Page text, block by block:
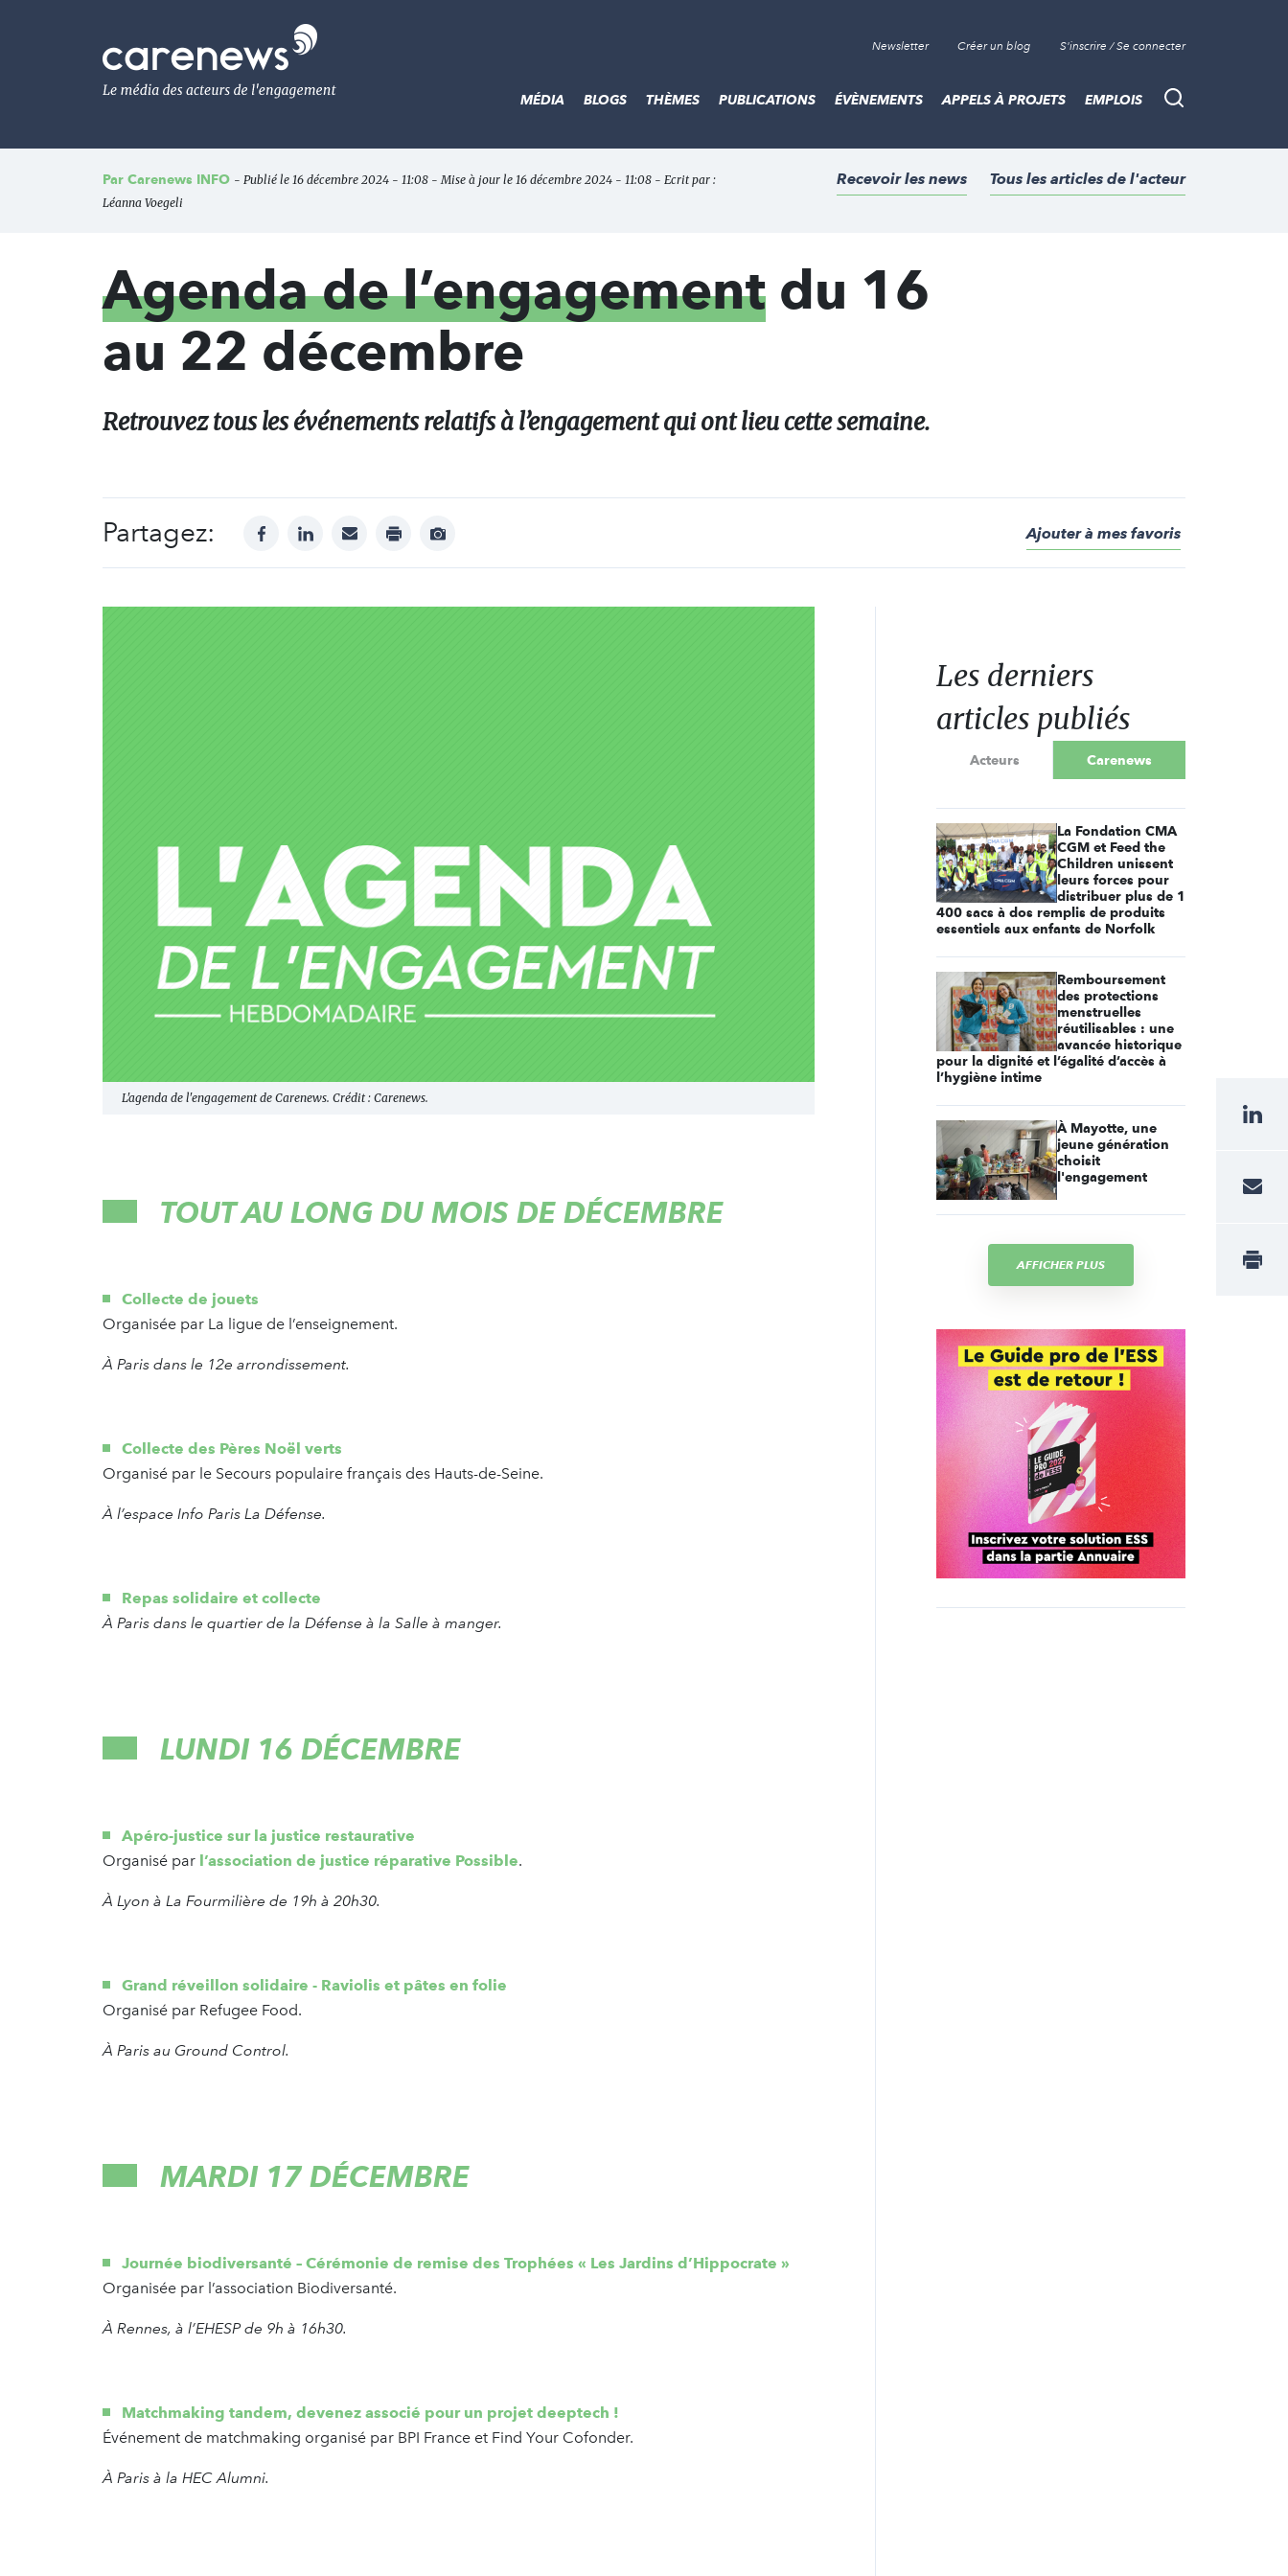
Le
média
de
l'engagement
Newsletter Créer un blog S'inscrire / Se connecter
Recherche
MÉDIA BLOGS THÈMES PUBLICATIONS ÉVÈNEMENTS APPELS À PROJETS EMPLOIS
Par Carenews INFO - Publié le 16 décembre 2024 - 11:08 - Mise à jour le 16 décembre 2024 - 11:08 - Ecrit par :
Léanna Voegeli
Recevoir les news Tous les articles de l'acteur
Agenda de l’engagement du 16
au 22 décembre
Retrouvez tous les événements relatifs à l’engagement qui ont lieu cette semaine.
Partagez: facebooklinkedinmail print
Afficher
Ajouter à mes favoris
L'agenda de l'engagement de Carenews. Crédit : Carenews.
TOUT AU LONG DU MOIS DE DÉCEMBRE
Collecte de jouets
Organisée par La ligue de l’enseignement.
À Paris dans le 12e arrondissement.
Collecte des Pères Noël verts
Organisé par le Secours populaire français des Hauts-de-Seine.
À l’espace Info Paris La Défense.
Repas solidaire et collecte
À Paris dans le quartier de la Défense à la Salle à manger.
LUNDI 16 DÉCEMBRE
Apéro-justice sur la justice restaurative
Organisé par l’association de justice réparative Possible.
À Lyon à La Fourmilière de 19h à 20h30.
Grand réveillon solidaire - Raviolis et pâtes en folie
Organisé par Refugee Food.
À Paris au Ground Control.
MARDI 17 DÉCEMBRE
Journée biodiversanté – Cérémonie de remise des Trophées « Les Jardins d’Hippocrate »
Organisée par l’association Biodiversanté.
À Rennes, à l’EHESP de 9h à 16h30.
Matchmaking tandem, devenez associé pour un projet deeptech !
Événement de matchmaking organisé par BPI France et Find Your Cofonder.
À Paris à la HEC Alumni.
Les derniers
articles publiés
Acteurs Carenews
La Fondation CMA
CGM et Feed the
Children unissent
leurs forces pour
distribuer plus de 1
400 sacs à dos remplis de produits
essentiels aux enfants de Norfolk
Remboursement
des protections
menstruelles
réutilisables : une
avancée historique
pour la dignité et l’égalité d’accès à
l’hygiène intime
À Mayotte, une
jeune génération
choisit
l'engagement
AFFICHER PLUS